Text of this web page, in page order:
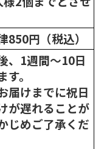
円（税込）
、1週間～10日
。
届けまでに祝日
が遅れることが
じめご了承くだ